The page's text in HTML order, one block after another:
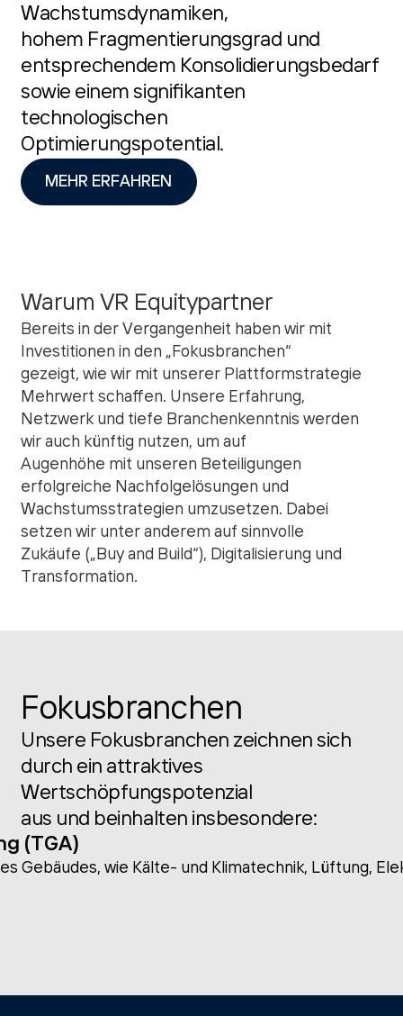
Wachstumsdynamiken,
hohem Fragmentierungsgrad und
entsprechendem Konsolidierungsbedarf
sowie einem signifikanten
technologischen
Optimierungspotential.
MEHR ERFAHREN
Warum VR Equitypartner
Bereits in der Vergangenheit haben wir mit
Investitionen in den „Fokusbranchen“
gezeigt, wie wir mit unserer Plattformstrategie
Mehrwert schaffen. Unsere Erfahrung,
Netzwerk und tiefe Branchenkenntnis werden
wir auch künftig nutzen, um auf
Augenhöhe mit unseren Beteiligungen
erfolgreiche Nachfolgelösungen und
Wachstumsstrategien umzusetzen. Dabei
setzen wir unter anderem auf sinnvolle
Zukäufe („Buy and Build“), Digitalisierung und
Transformation.
Fokusbranchen
Unsere Fokusbranchen zeichnen sich
durch ein attraktives
Wertschöpfungspotenzial
aus und beinhalten insbesondere:
(TGA)
Gebäudes, wie Kälte- und Klimatechnik, Lüftung,